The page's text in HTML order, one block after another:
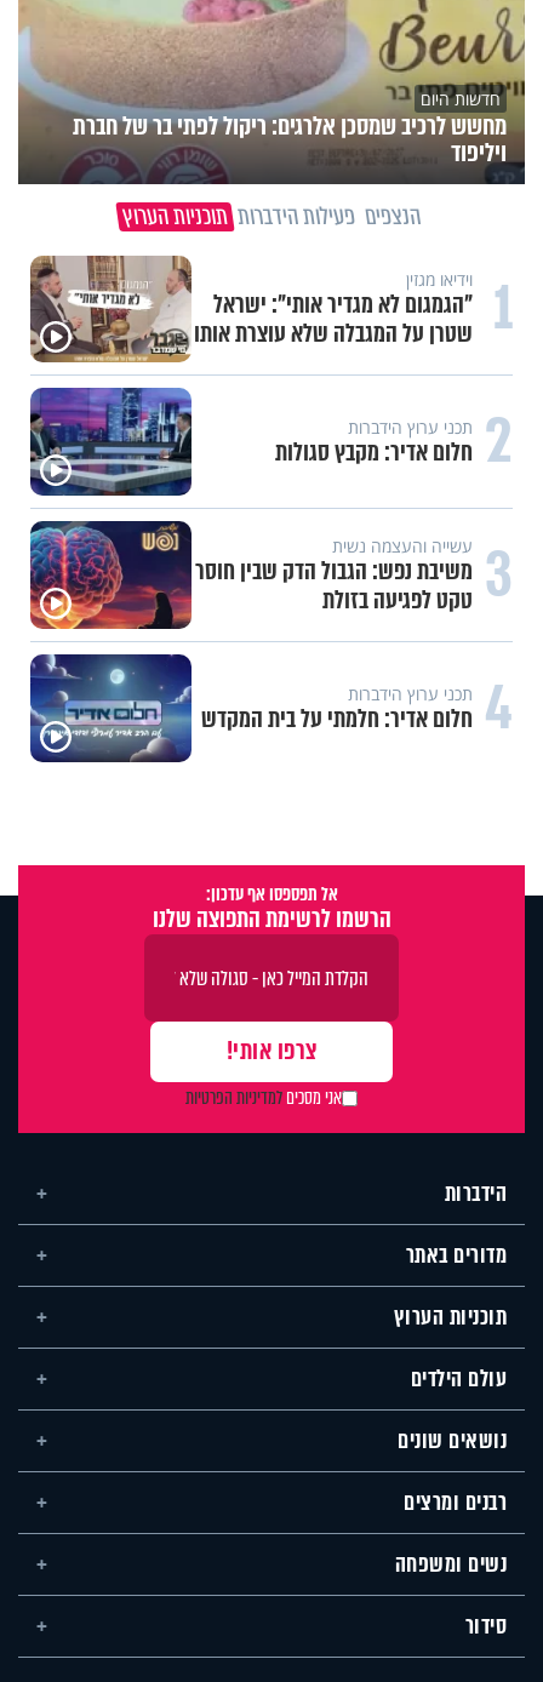
חדשות היום
מחשש לרכיב שמסכן אלרגים: ריקול לפתי בר של חברת
ויליפוד
הנצפים פעילות הידברות תוכניות הערוץ
1 וידיאו מגזין
"הגמגום לא מגדיר אותי": ישראל
שטרן על המגבלה שלא עוצרת אותו
2 תכני ערוץ הידברות
חלום אדיר: מקבץ סגולות
3 עשייה והעצמה נשית
משיבת נפש: הגבול הדק שבין חוסר
טקט לפגיעה בזולת
4 תכני ערוץ הידברות
חלום אדיר: חלמתי על בית המקדש
אל תפספסו אף עדכון:
הרשמו לרשימת התפוצה שלנו
אני מסכיםלמדיניות הפרטיות
הידברות
מדורים באתר
תוכניות הערוץ
עולם הילדים
נושאים שונים
רבנים ומרצים
נשים ומשפחה
סידור